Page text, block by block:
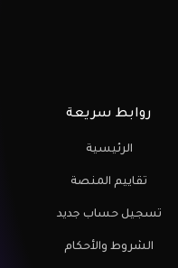
روابط سريعة
الرئيسية
تقاييم المنصة
تسجيل حساب جديد
الشروط والأحكام